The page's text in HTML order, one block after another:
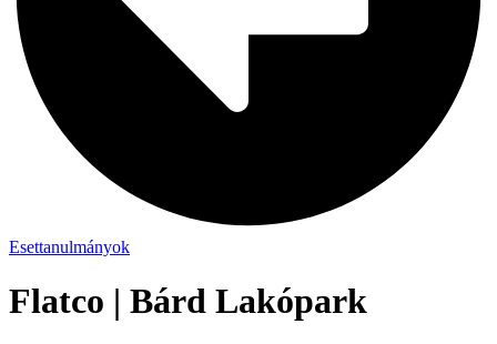
Esettanulmányok
Flatco | Bárd Lakópark